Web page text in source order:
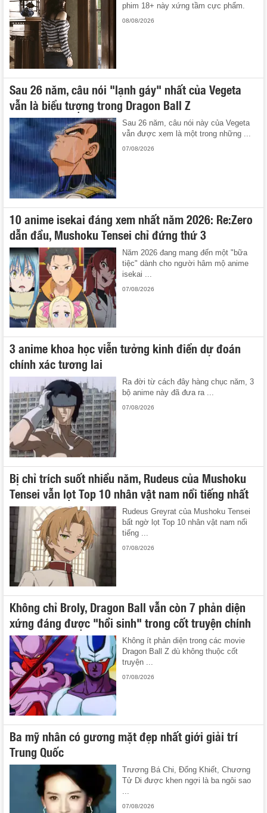
phim 18+ này xứng tầm cực phẩm.
08/08/2026
Sau 26 năm, câu nói "lạnh gáy" nhất của Vegeta
vẫn là biểu tượng trong Dragon Ball Z
Sau 26 năm, câu nói này của Vegeta
vẫn được xem là một trong những ...
07/08/2026
10 anime isekai đáng xem nhất năm 2026: Re:Zero
dẫn đầu, Mushoku Tensei chỉ đứng thứ 3
Năm 2026 đang mang đến một "bữa
tiệc" dành cho người hâm mộ anime
isekai ...
07/08/2026
3 anime khoa học viễn tưởng kinh điển dự đoán
chính xác tương lai
Ra đời từ cách đây hàng chục năm, 3
bộ anime này đã đưa ra ...
07/08/2026
Bị chỉ trích suốt nhiều năm, Rudeus của Mushoku
Tensei vẫn lọt Top 10 nhân vật nam nổi tiếng nhất
Rudeus Greyrat của Mushoku Tensei
bất ngờ lọt Top 10 nhân vật nam nổi
tiếng ...
07/08/2026
Không chỉ Broly, Dragon Ball vẫn còn 7 phản diện
xứng đáng được "hồi sinh" trong cốt truyện chính
Không ít phản diện trong các movie
Dragon Ball Z dù không thuộc cốt
truyện ...
07/08/2026
Ba mỹ nhân có gương mặt đẹp nhất giới giải trí
Trung Quốc
Trương Bá Chi, Đổng Khiết, Chương
Tử Di được khen ngợi là ba ngôi sao
...
07/08/2026